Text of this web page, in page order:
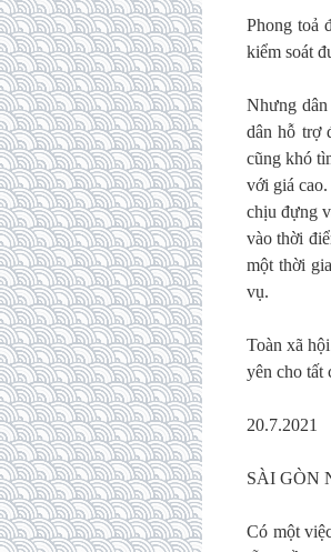
Phong toả
kiểm soát
Nhưng
dân hỗ trợ
cũng khó
với giá
chịu đựng
vào thời
một thời
vụ.
Toàn xã
yên cho tất
20.7.2021
SÀI GÒN
Có một